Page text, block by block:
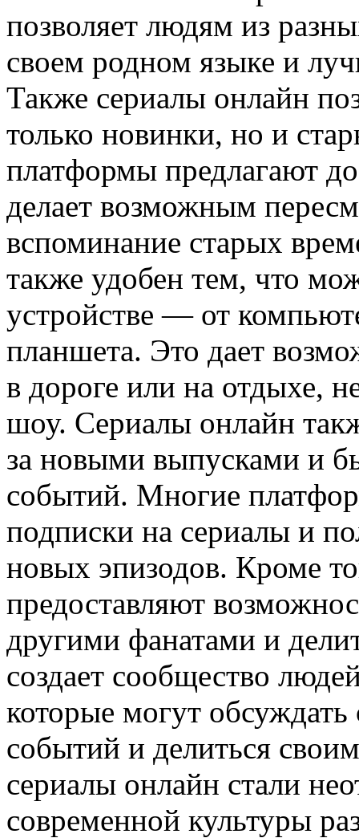
позволяет людям из
своем родном языке и
Также сериалы онлайн
только новинки, но и
платформы предлагают
делает возможным
вспоминание старых
также удобен тем, что
устройстве — от
планшета. Это дает
в дороге или на отдыхе,
шоу. Сериалы онлайн
за новыми выпусками и
событий. Многие
подписки на сериалы и
новых эпизодов. Кроме
предоставляют
другими фанатами и
создает сообщество
которые могут
событий и делиться
сериалы онлайн стали
современной культуры